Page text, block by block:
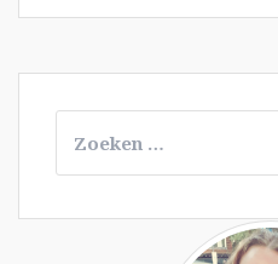
naar: